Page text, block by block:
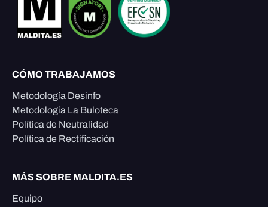
CÓMO TRABAJAMOS
Metodología Desinfo
Metodología La Buloteca
Política de Neutralidad
Política de Rectificación
MÁS SOBRE MALDITA.ES
Equipo